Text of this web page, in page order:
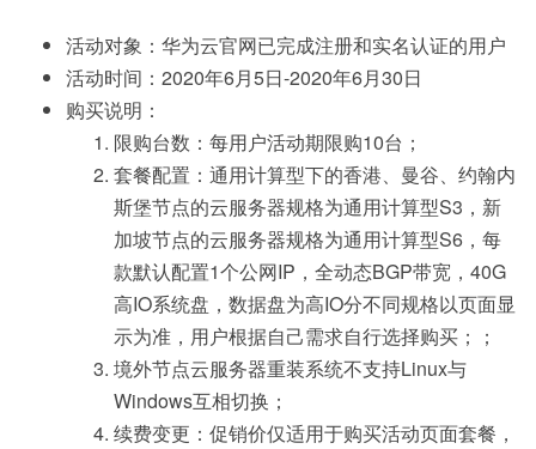
活动对象：华为云官网已完成注册和实名认证的用户
活动时间：2020年6月5日-2020年6月30日
购买说明：
限购台数：每用户活动期限购10台；
套餐配置：通用计算型下的香港、曼谷、约翰内
斯堡节点的云服务器规格为通用计算型S3，新
加坡节点的云服务器规格为通用计算型S6，每
款默认配置1个公网IP，全动态BGP带宽，40G
高IO系统盘，数据盘为高IO分不同规格以页面显
示为准，用户根据自己需求自行选择购买；；
境外节点云服务器重装系统不支持Linux与
Windows互相切换；
续费变更：促销价仅适用于购买活动页面套餐，